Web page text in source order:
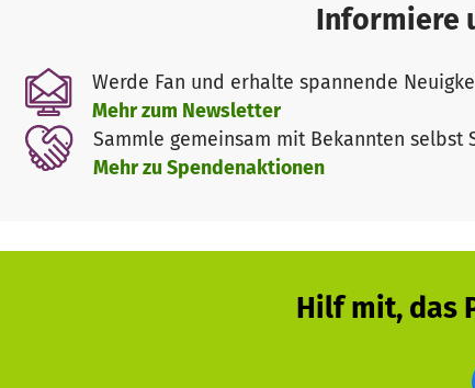
Informiere
Werde Fan und erhalte spannende
Mehr zum Newsletter
Sammle gemeinsam mit Bekannten selbst
Mehr zu Spendenaktionen
Hilf mit, das